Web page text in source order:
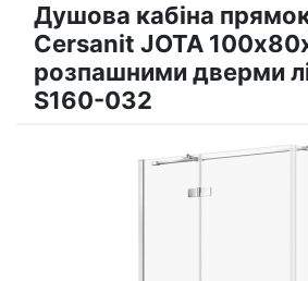
Душова кабіна
Cersanit JOTA
розпашними дверми
S160-032